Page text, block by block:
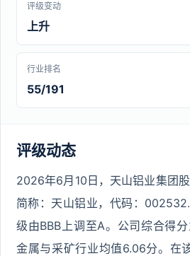
评级变动
上升
行业排名
55/191
评级动态
2026年6月10日，天山铝业集团
简称：天山铝业，代码：
级由BBB上调至A。公司综合得
金属与采矿行业均值6.06分。在